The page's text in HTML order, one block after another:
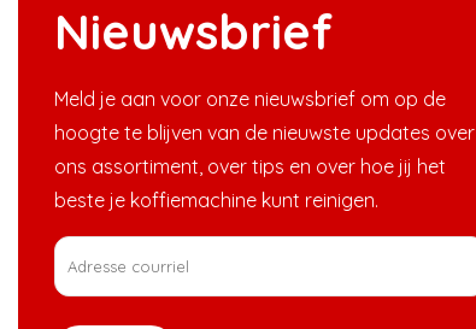
Nieuwsbrief
Meld je aan voor onze nieuwsbrief om op de
hoogte te blijven van de nieuwste updates over
ons assortiment, over tips en over hoe jij het
beste je koffiemachine kunt reinigen.